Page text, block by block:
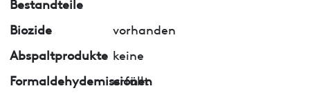
Biozide
vorhanden
Abspaltprodukte keine
Formaldehydemissionen
erfüllt